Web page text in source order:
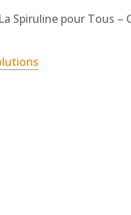
Spiruline pour Tous –